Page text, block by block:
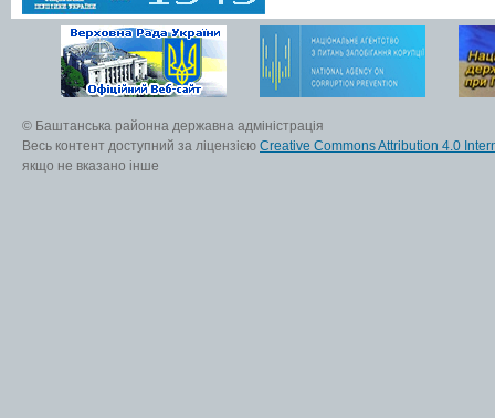
© Баштанська районна державна адміністрація
Весь контент доступний за ліцензією Creative Commons Attribution 4.0
якщо не вказано інше